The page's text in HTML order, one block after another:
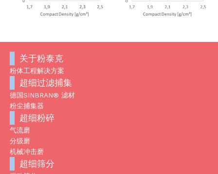
关于粉泰克
粉体工程解决方案
超细过滤捕集
德国SINBRAN® 滤材
粉尘捕集器
超细粉碎
气流磨
分级磨
机械冲击磨
超细筛分